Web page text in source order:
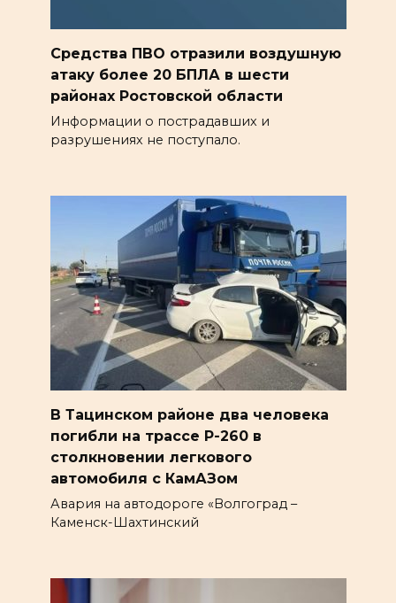
Средства ПВО отразили воздушную
атаку более 20 БПЛА в шести
районах Ростовской области
Информации о пострадавших и
разрушениях не поступало.
В Тацинском районе два человека
погибли на трассе Р-260 в
столкновении легкового
автомобиля с КамАЗом
Авария на автодороге «Волгоград –
Каменск-Шахтинский